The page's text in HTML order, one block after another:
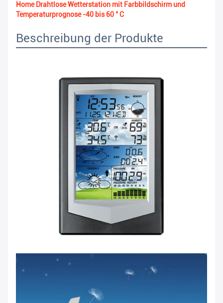
Home Drahtlose Wetterstation mit Farbbildschirm und
Temperaturprognose -40 bis 60 ° C
Beschreibung der Produkte